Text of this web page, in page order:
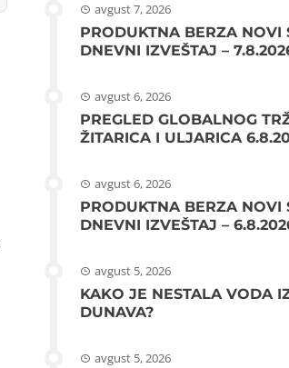
avgust 7, 2026
PRODUKTNA BERZA NOVI
DNEVNI IZVEŠTAJ –
avgust 6, 2026
PREGLED GLOBALNOG
ŽITARICA I ULJARICA
avgust 6, 2026
PRODUKTNA BERZA NOVI
DNEVNI IZVEŠTAJ –
avgust 5, 2026
KAKO JE NESTALA VODA
DUNAVA?
avgust 5, 2026